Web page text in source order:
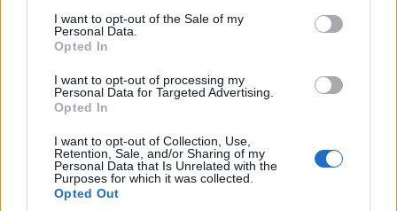
consent section.
I want to opt-out of the Sale of my
Personal Data.
Opted In
I want to opt-out of processing my
Personal Data for Targeted Advertising.
Opted In
I want to opt-out of Collection, Use,
Retention, Sale, and/or Sharing of my
Personal Data that Is Unrelated with the
Purposes for which it was collected.
Opted Out